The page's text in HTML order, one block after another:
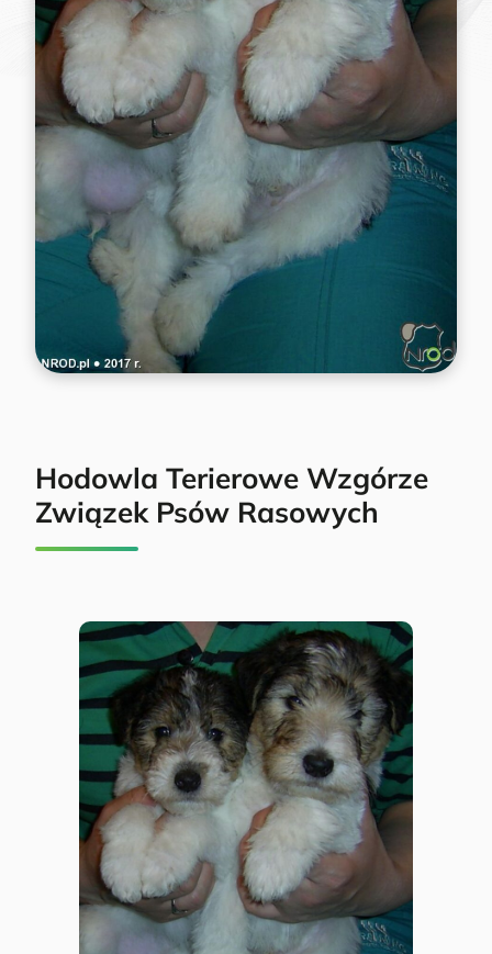
Hodowla Terierowe Wzgórze
Związek Psów Rasowych